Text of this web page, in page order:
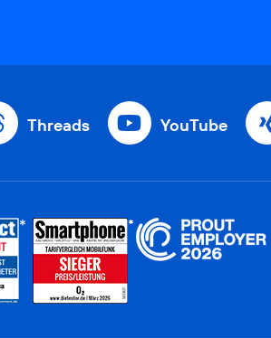
Threads YouTube